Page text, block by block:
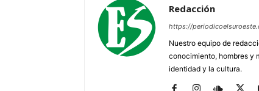
Redacción
https://
Nuestro equipo de
conocimiento, hombres y
identidad y la cultura.